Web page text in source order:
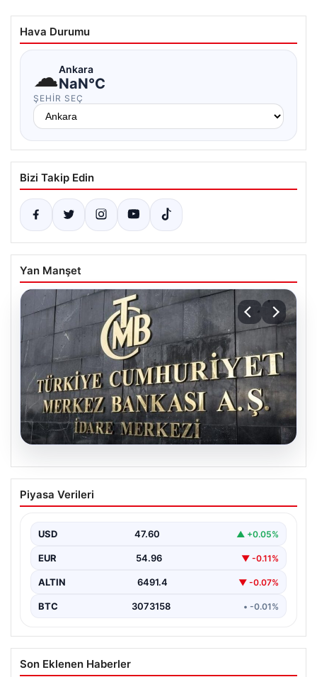
Hava Durumu
☁Ankara
NaN°C
ŞEHIR SEÇ
Bizi Takip Edin
Yan Manşet
05.08.2026
Merkez Bankası faiz kararı ne zaman?
Ekonomistlerin nisan ayı faiz beklentisi
Piyasa Verileri
USD 47.60 ▲ +0.05%
EUR 54.96 ▼ -0.11%
ALTIN 6491.4 ▼ -0.07%
BTC 3073158 • -0.01%
Son Eklenen Haberler